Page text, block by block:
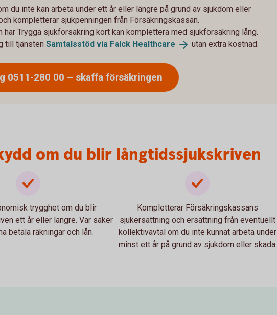
du inte kan arbeta under ett år eller längre på grund av sjukdom eller
kompletterar sjukpenningen från Försäkringskassan.
har Trygga sjukförsäkring kort kan komplettera med sjukförsäkring lång.
till tjänsten Samtalsstöd via Falck Healthcare utan extra kostnad.
0511-280 00 – skaffa försäkringen
om du blir långtidssjukskriven
trygghet om du blir
ett år eller längre. Var säker
betala räkningar och lån.
Kompletterar Försäkringskassans
sjukersättning och ersättning från eventuellt
kollektivavtal om du inte kunnat arbeta under
minst ett år på grund av sjukdom eller skada.